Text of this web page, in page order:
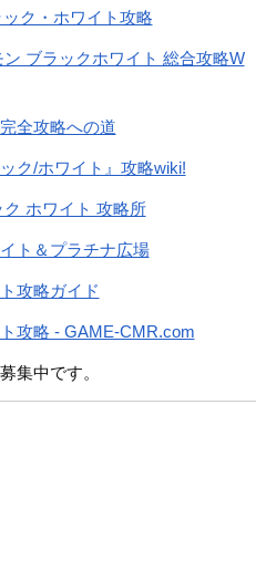
ク・ホワイト攻略
ブラックホワイト 総合攻略W
全攻略への道
ク/ホワイト』攻略wiki!
ホワイト 攻略所
ト＆プラチナ広場
攻略ガイド
攻略 - GAME-CMR.com
集中です。